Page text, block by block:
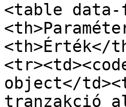
<table
<th>Érték</
object</
tranzakció